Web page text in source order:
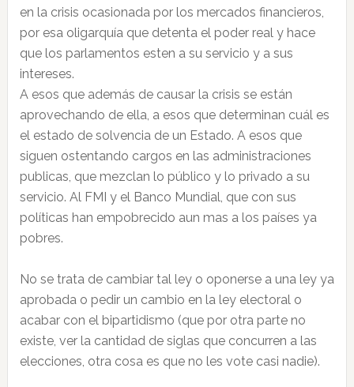
en la crisis ocasionada por los mercados financieros,
por esa oligarquía que detenta el poder real y hace
que los parlamentos esten a su servicio y a sus
intereses.
A esos que además de causar la crisis se están
aprovechando de ella, a esos que determinan cuál es
el estado de solvencia de un Estado. A esos que
siguen ostentando cargos en las administraciones
publicas, que mezclan lo público y lo privado a su
servicio. Al FMI y el Banco Mundial, que con sus
políticas han empobrecido aun mas a los países ya
pobres.
No se trata de cambiar tal ley o oponerse a una ley ya
aprobada o pedir un cambio en la ley electoral o
acabar con el bipartidismo (que por otra parte no
existe, ver la cantidad de siglas que concurren a las
elecciones, otra cosa es que no les vote casi nadie).